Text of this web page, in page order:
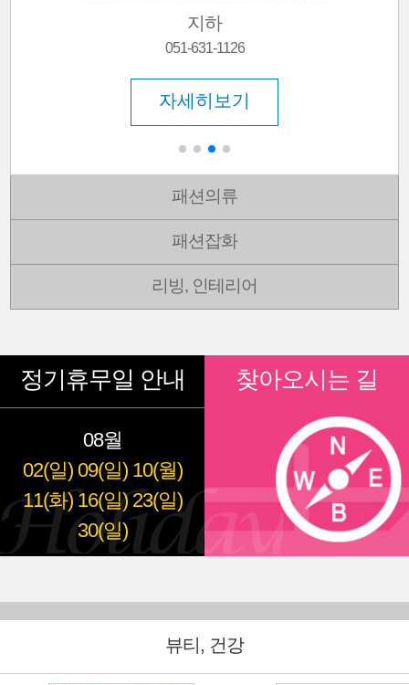
1층
051-636-3286
자세히보기
패션의류
패션잡화
리빙, 인테리어
정기휴무일 안내
08월
02(일) 09(일) 10(월)
11(화) 16(일) 23(일)
30(일)
찾아오시는 길
뷰티, 건강